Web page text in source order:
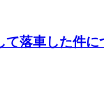
て落車した件に